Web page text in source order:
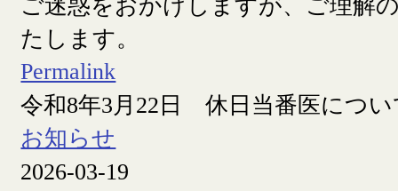
ご迷惑をおかけしますが、ご理解
たします。
Permalink
令和8年3月22日 休日当番医につい
お知らせ
2026-03-19